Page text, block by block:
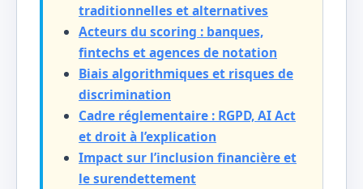
traditionnelles et alternatives
Acteurs du scoring : banques,
fintechs et agences de notation
Biais algorithmiques et risques de
discrimination
Cadre réglementaire : RGPD, AI Act
et droit à l’explication
Impact sur l’inclusion financière et
le surendettement